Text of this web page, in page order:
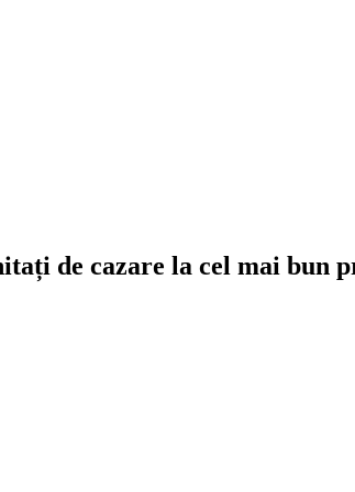
de cazare la cel mai bun